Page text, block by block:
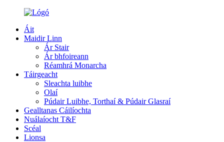
Áit
Maidir Linn
Ár Stair
Ár bhfoireann
Réamhrá Monarcha
Táirgeacht
Sleachta luibhe
Olaí
Púdair Luibhe, Torthaí & Púdair Glasraí
Gealltanas Cáilíochta
Nuálaíocht T&F
Scéal
Lionsa